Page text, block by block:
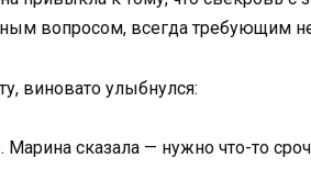
вопросом, всегда требующим
виновато улыбнулся:
сказала — нужно что-то